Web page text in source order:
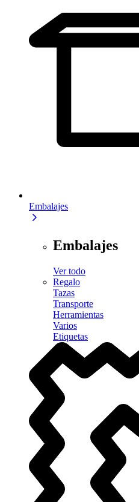
Embalajes
Embalajes
Ver todo
Regalo
Tazas
Transporte
Herramientas
Varios
Etiquetas